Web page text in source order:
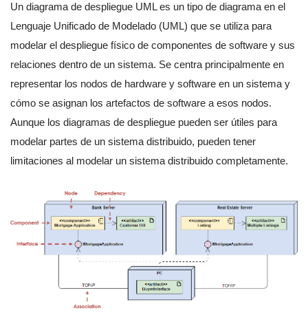
Un diagrama de despliegue UML es un tipo de diagrama en el
Lenguaje Unificado de Modelado (UML) que se utiliza para
modelar el despliegue físico de componentes de software y sus
relaciones dentro de un sistema. Se centra principalmente en
representar los nodos de hardware y software en un sistema y
cómo se asignan los artefactos de software a esos nodos.
Aunque los diagramas de despliegue pueden ser útiles para
modelar partes de un sistema distribuido, pueden tener
limitaciones al modelar un sistema distribuido completamente.